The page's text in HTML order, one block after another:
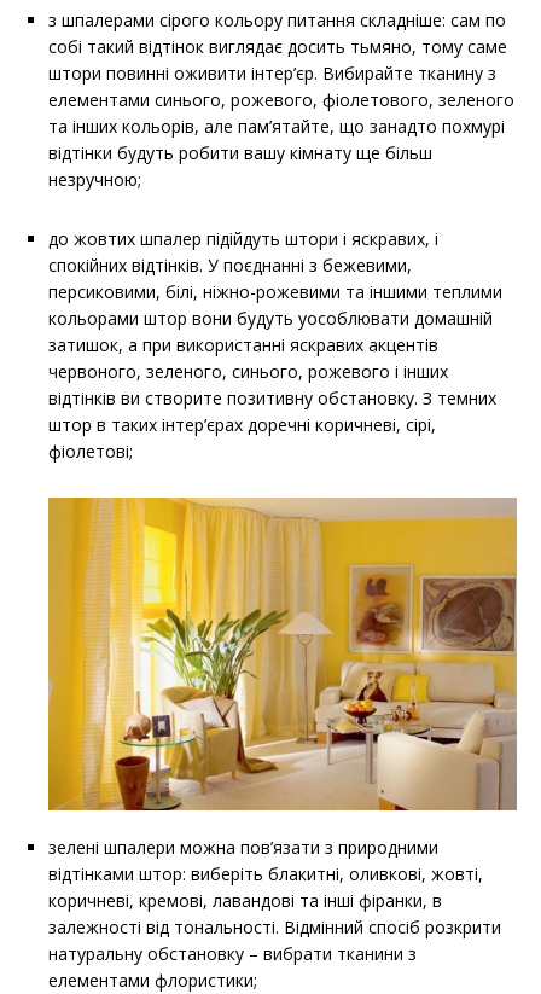
з шпалерами сірого кольору питання складніше: сам по
собі такий відтінок виглядає досить тьмяно, тому саме
штори повинні оживити інтер’єр. Вибирайте тканину з
елементами синього, рожевого, фіолетового, зеленого
та інших кольорів, але пам’ятайте, що занадто похмурі
відтінки будуть робити вашу кімнату ще більш
незручною;
до жовтих шпалер підійдуть штори і яскравих, і
спокійних відтінків. У поєднанні з бежевими,
персиковими, білі, ніжно-рожевими та іншими теплими
кольорами штор вони будуть уособлювати домашній
затишок, а при використанні яскравих акцентів
червоного, зеленого, синього, рожевого і інших
відтінків ви створите позитивну обстановку. З темних
штор в таких інтер’єрах доречні коричневі, сірі,
фіолетові;
зелені шпалери можна пов’язати з природними
відтінками штор: виберіть блакитні, оливкові, жовті,
коричневі, кремові, лавандові та інші фіранки, в
залежності від тональності. Відмінний спосіб розкрити
натуральну обстановку – вибрати тканини з
елементами флористики;